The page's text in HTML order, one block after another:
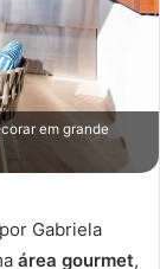
em grande
Gabriela
área gourmet,